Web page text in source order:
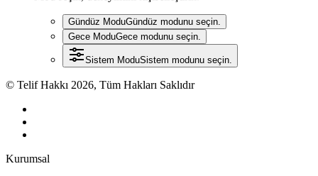
Gündüz ModuGündüz modunu seçin.
Gece ModuGece modunu seçin.
Sistem ModuSistem modunu seçin.
© Telif Hakkı 2026, Tüm Hakları Saklıdır
Kurumsal